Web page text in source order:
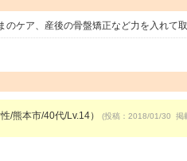
ケア、産後の骨盤矯正など力を入れて取
/熊本市/40代/Lv.14） (投稿：2018/01/30 掲